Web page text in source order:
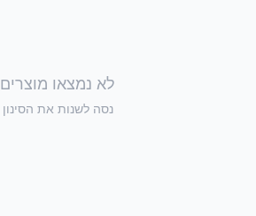
לא נמצאו מוצרים
נסה לשנות את הסינון